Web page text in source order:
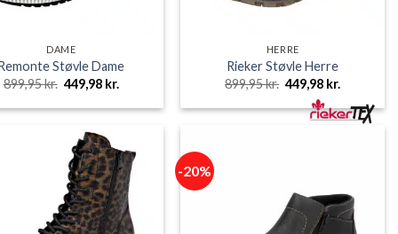
DAME
Støvle Dame
899,95kr. Den
oprindelige
pris
899,95 kr..
449,98 kr.
pris
HERRE
Rieker Støvle Herre
899,95kr. Den
oprindelige
pris
449,98 kr.
pris
er:
-20%